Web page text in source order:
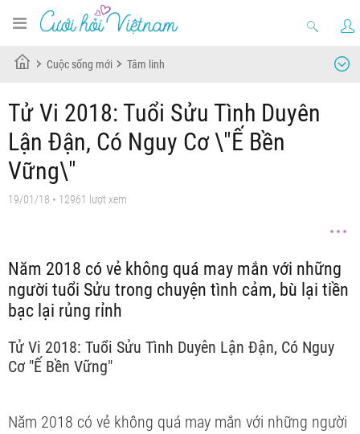
Cuộc sống mới Tâm linh
Tử Vi 2018: Tuổi Sửu Tình Duyên
Lận Đận, Có Nguy Cơ \"Ế Bền
Vững\"
19/01/18 • 12961 lượt xem
Năm 2018 có vẻ không quá may mắn với những
người tuổi Sửu trong chuyện tình cảm, bù lại tiền
bạc lại rủng rỉnh
Tử Vi 2018: Tuổi Sửu Tình Duyên Lận Đận, Có Nguy
Cơ "Ế Bền Vững"
Năm 2018 có vẻ không quá may mắn với những người